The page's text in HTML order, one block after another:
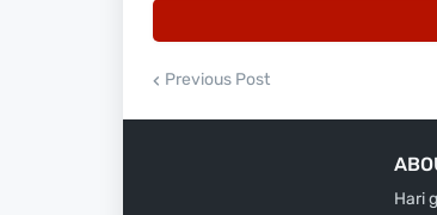
Previous Post
Hari